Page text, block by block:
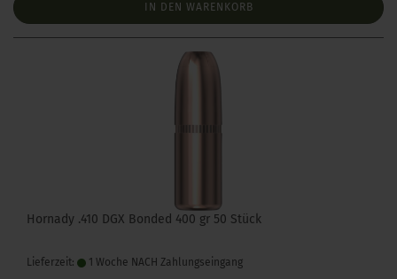
IN DEN WARENKORB
Hornady .410 DGX Bonded 400 gr 50 Stück
Lieferzeit: 1 Woche NACH Zahlungseingang